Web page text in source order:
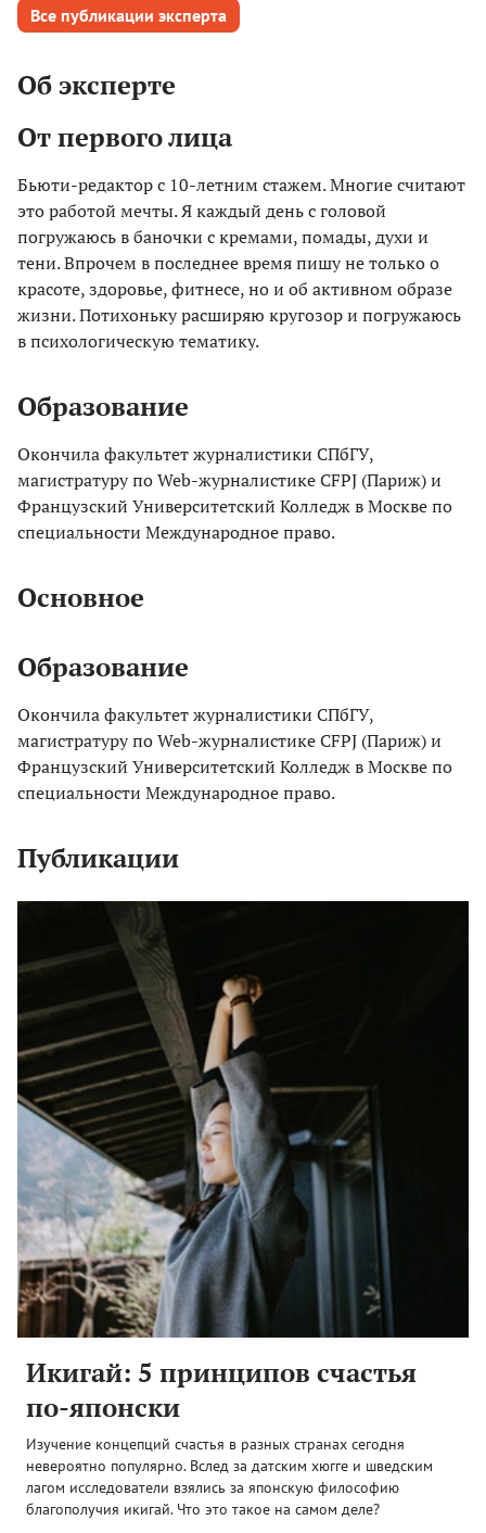
Все публикации эксперта
Об эксперте
От первого лица
Бьюти-редактор с 10-летним стажем. Многие считают
это работой мечты. Я каждый день с головой
погружаюсь в баночки с кремами, помады, духи и
тени. Впрочем в последнее время пишу не только о
красоте, здоровье, фитнесе, но и об активном образе
жизни. Потихоньку расширяю кругозор и погружаюсь
в психологическую тематику.
Образование
Окончила факультет журналистики СПбГУ,
магистратуру по Web-журналистике CFPJ (Париж) и
Французский Университетский Колледж в Москве по
специальности Международное право.
Основное
Образование
Окончила факультет журналистики СПбГУ,
магистратуру по Web-журналистике CFPJ (Париж) и
Французский Университетский Колледж в Москве по
специальности Международное право.
Публикации
Икигай: 5 принципов счастья
по-японски
Изучение концепций счастья в разных странах сегодня
невероятно популярно. Вслед за датским хюгге и шведским
лагом исследователи взялись за японскую философию
благополучия икигай. Что это такое на самом деле?